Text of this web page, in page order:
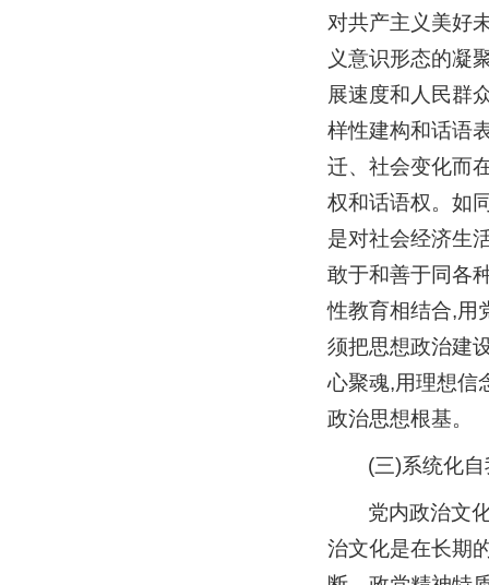
对共产主义美好
义意识形态的凝
展速度和人民群
样性建构和话语
迁、社会变化而
权和话语权。如
是对社会经济生
敢于和善于同各
性教育相结合,用
须把思想政治建
心聚魂,用理想信
政治思想根基。
(三)系统化
党内政治文
治文化是在长期